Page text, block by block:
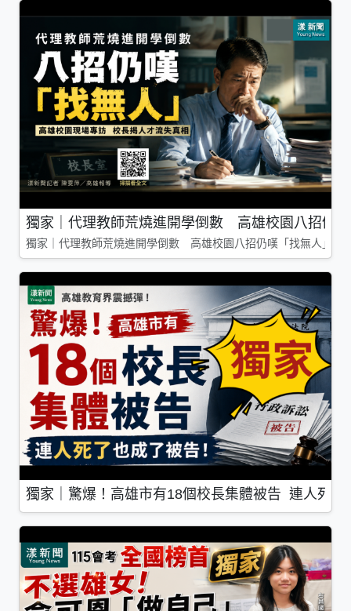
獨家｜代理教師荒燒進開學倒數 高雄校園八招仍
獨家｜代理教師荒燒進開學倒數 高雄校園八招仍嘆「找無人」
獨家｜驚爆！高雄市有18個校長集體被告 連人死了